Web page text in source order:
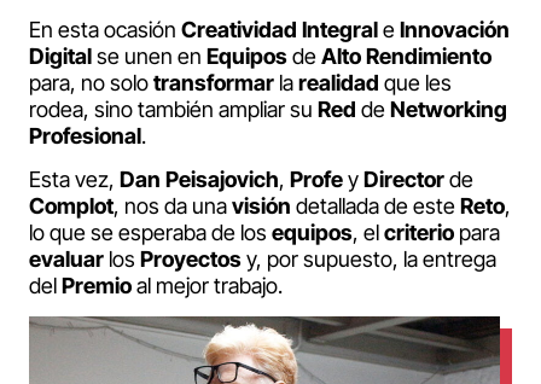
En esta ocasión Creatividad IntegraleInnovación
Digitalse unen en EquiposdeAltoRendimiento
para, no solotransformar larealidad que les
rodea, sino también ampliar su Red deNetworking
Profesional.
Esta vez, Dan Peisajovich, ProfeyDirectorde
Complot, nos da unavisión detallada de esteReto,
lo que se esperaba de los equipos, elcriterio para
evaluar los Proyectosy, por supuesto, la entrega
delPremioal mejor trabajo.